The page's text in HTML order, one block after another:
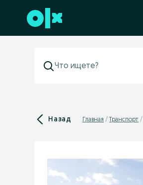
Перейти к нижнему колонтитулу
Назад Главная Транспорт